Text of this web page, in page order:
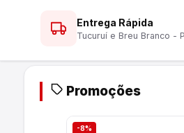
Entrega Rápida
Tucuruí e Breu Branco -
Promoções
-8%